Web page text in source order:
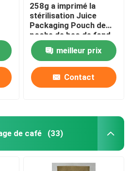
258g a imprimé la
stérilisation Juice
Packaging Pouch de
poche de bec de fond
plat de cornue
meilleur prix
Contact
de café (33)